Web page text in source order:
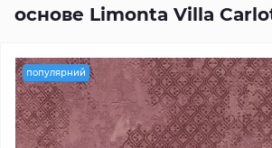
основе Limonta Villa
популярний